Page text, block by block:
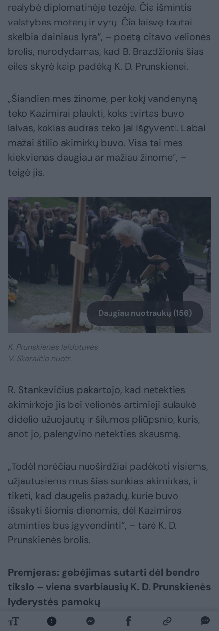
realybė diplomatinėje tezėje. Čia išmintis
valstybės moterų ir vyrų. Čia laisvę tautai
skelbia dainiaus lyra“, – poetą citavo velionės
brolis, nurodydamas, kad B. Brazdžionis šias
eiles skyrė kaip padėką K. D. Prunskienei.
„Šiandien mes žinome, per kokį vandenyną
teko Kazimirai plaukti, koks tvirtas buvo
laivas, kokias audras teko jai išgyventi. Labai
mažai štilio akimirkų buvo. Visa tai mes
kiekvienas daugiau ar mažiau žinome“, –
teigė jis.
Daugiau nuotraukų (156)
K. Prunskienės laidotuvės
V. Skaraičio nuotr.
R. Stankevičius pakartojo, kad netekties
akimirkoje jis bei velionės artimieji sulaukė
didelio užuojautų ir šilumos pliūpsnio, kuris,
anot jo, palengvino netekties skausmą.
„Todėl norėčiau nuoširdžiai padėkoti visiems,
užjautusiems mus šias sunkias akimirkas, ir
tikėti, kad daugelis pažadų, kurie buvo
išsakyti šiomis dienomis, dėl Kazimiros
atminties bus įgyvendinti“, – tarė K. D.
Prunskienės brolis.
Premjeras: gebėjimas sutarti dėl bendro
tikslo – viena svarbiausių K. D. Prunskienės
lyderystės pamokų